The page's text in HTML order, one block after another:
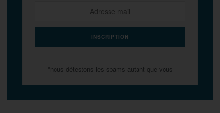
*nous détestons les spams autant que vous